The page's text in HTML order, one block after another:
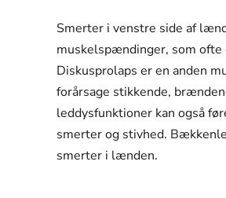
Smerter i venstre side af
muskelspændinger, som
Diskusprolaps er en anden
forårsage stikkende,
leddysfunktioner kan også
smerter og stivhed.
smerter i lænden.